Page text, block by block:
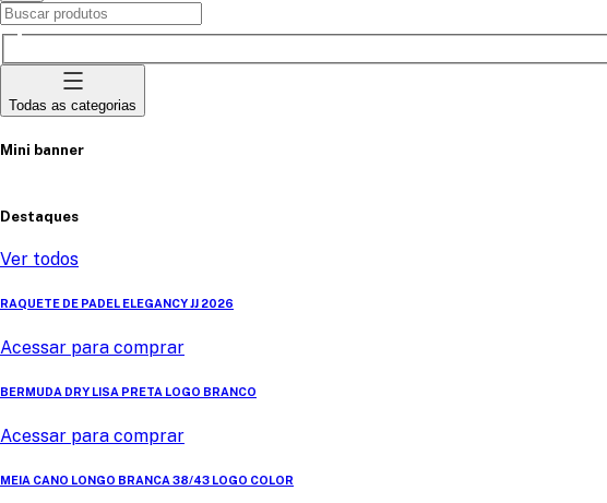
Todas as categorias
Mini banner
Destaques
Ver todos
RAQUETE DE PADEL ELEGANCY JJ 2026
Acessar para comprar
BERMUDA DRY LISA PRETA LOGO BRANCO
Acessar para comprar
MEIA CANO LONGO BRANCA 38/43 LOGO COLOR